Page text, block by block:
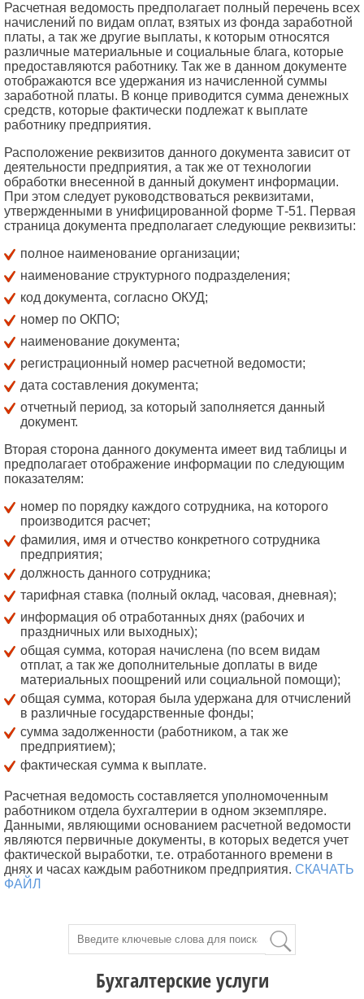
Расчетная ведомость предполагает полный перечень всех
начислений по видам оплат, взятых из фонда заработной
платы, а так же другие выплаты, к которым относятся
различные материальные и социальные блага, которые
предоставляются работнику. Так же в данном документе
отображаются все удержания из начисленной суммы
заработной платы. В конце приводится сумма денежных
средств, которые фактически подлежат к выплате
работнику предприятия.
Расположение реквизитов данного документа зависит от
деятельности предприятия, а так же от технологии
обработки внесенной в данный документ информации.
При этом следует руководствоваться реквизитами,
утвержденными в унифицированной форме Т-51. Первая
страница документа предполагает следующие реквизиты:
полное наименование организации;
наименование структурного подразделения;
код документа, согласно ОКУД;
номер по ОКПО;
наименование документа;
регистрационный номер расчетной ведомости;
дата составления документа;
отчетный период, за который заполняется данный
документ.
Вторая сторона данного документа имеет вид таблицы и
предполагает отображение информации по следующим
показателям:
номер по порядку каждого сотрудника, на которого
производится расчет;
фамилия, имя и отчество конкретного сотрудника
предприятия;
должность данного сотрудника;
тарифная ставка (полный оклад, часовая, дневная);
информация об отработанных днях (рабочих и
праздничных или выходных);
общая сумма, которая начислена (по всем видам
отплат, а так же дополнительные доплаты в виде
материальных поощрений или социальной помощи);
общая сумма, которая была удержана для отчислений
в различные государственные фонды;
сумма задолженности (работником, а так же
предприятием);
фактическая сумма к выплате.
Расчетная ведомость составляется уполномоченным
работником отдела бухгалтерии в одном экземпляре.
Данными, являющими основанием расчетной ведомости
являются первичные документы, в которых ведется учет
фактической выработки, т.е. отработанного времени в
днях и часах каждым работником предприятия. СКАЧАТЬ
ФАЙЛ
Бухгалтерские услуги